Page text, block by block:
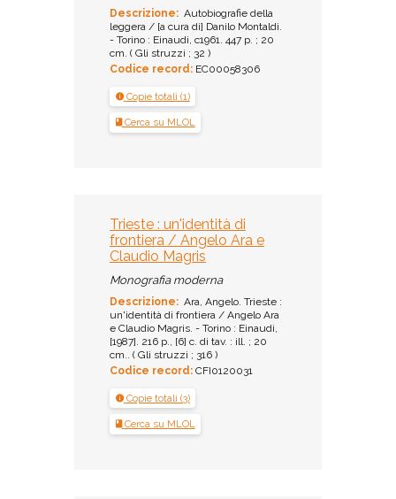
Descrizione: Autobiografie della
leggera / [a cura di] Danilo Montaldi.
- Torino : Einaudi, c1961. 447 p. ; 20
cm. ( Gli struzzi ; 32 )
Codice record: EC00058306
Copie totali (1)
Cerca su MLOL
Trieste : un'identità di
frontiera / Angelo Ara e
Claudio Magris
Monografia moderna
Descrizione: Ara, Angelo. Trieste :
un'identità di frontiera / Angelo Ara
e Claudio Magris. - Torino : Einaudi,
[1987]. 216 p., [6] c. di tav. : ill. ; 20
cm.. ( Gli struzzi ; 316 )
Codice record: CFI0120031
Copie totali (3)
Cerca su MLOL